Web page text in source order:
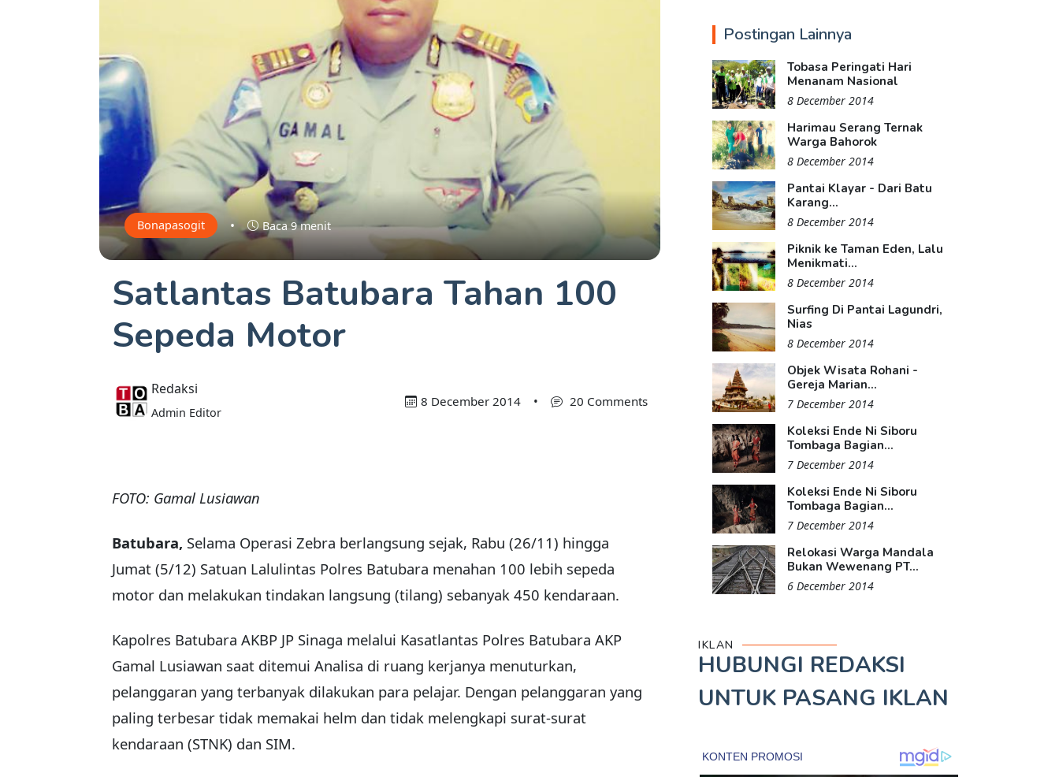
Bonapasogit • Baca 9 menit
Satlantas Batubara Tahan 100
Sepeda Motor
Redaksi
Admin Editor
8 December 2014 • 20 Comments
FOTO: Gamal Lusiawan
Batubara, Selama Operasi Zebra berlangsung sejak, Rabu (26/11) hingga
Jumat (5/12) Satuan Lalulintas Polres Batubara menahan 100 lebih sepeda
motor dan melakukan tindakan langsung (tilang) sebanyak 450 kendaraan.
Kapolres Batubara AKBP JP Sinaga melalui Kasatlantas Polres Batubara AKP
Gamal Lusiawan saat ditemui Analisa di ruang kerjanya menuturkan,
pelanggaran yang terbanyak dilakukan para pelajar. Dengan pelanggaran yang
paling terbesar tidak memakai helm dan tidak melengkapi surat-surat
kendaraan (STNK) dan SIM.
Postingan Lainnya
Tobasa Peringati Hari
Menanam Nasional
8 December 2014
Harimau Serang Ternak
Warga Bahorok
8 December 2014
Pantai Klayar - Dari Batu
Karang...
8 December 2014
Piknik ke Taman Eden, Lalu
Menikmati...
8 December 2014
Surfing Di Pantai Lagundri,
Nias
8 December 2014
Objek Wisata Rohani -
Gereja Marian...
7 December 2014
Koleksi Ende Ni Siboru
Tombaga Bagian...
7 December 2014
Koleksi Ende Ni Siboru
Tombaga Bagian...
7 December 2014
Relokasi Warga Mandala
Bukan Wewenang PT...
6 December 2014
IKLAN
HUBUNGI REDAKSI
UNTUK PASANG IKLAN